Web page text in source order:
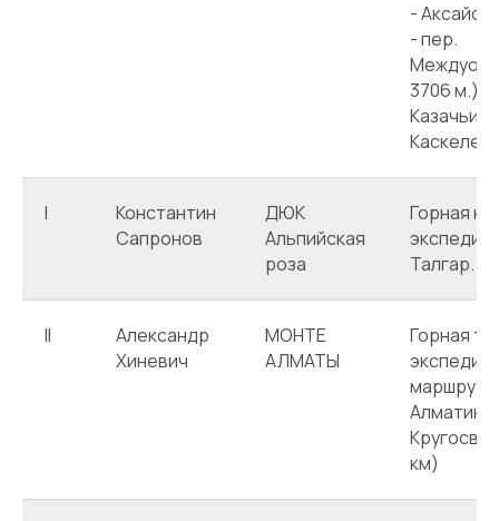
-
- пер.
3706 м.) -
Казачьи-
Каскелен
I
Константин
Сапронов
ДЮК
Альпийская
роза
Горная
Талгар.
II
Александр
Хиневич
МОНТЕ
АЛМАТЫ
Горная
км)